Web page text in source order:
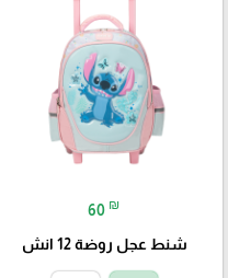
60 ₪
شنط عجل روضة 12 انش